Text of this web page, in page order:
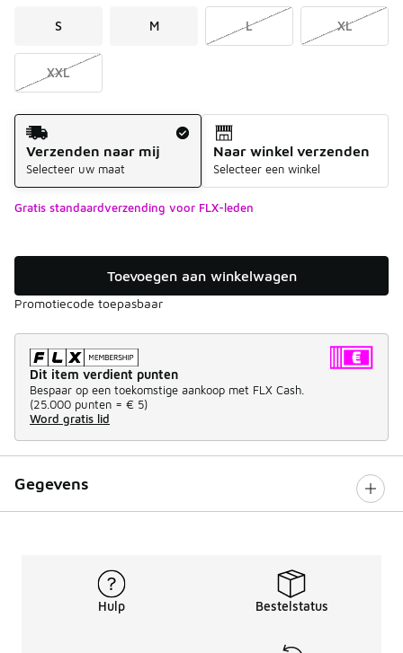
S M L XL
XXL
Verzendmethode
Verzenden naar mij
Selecteer uw maat
Naar winkel verzenden
Selecteer een winkel
Gratis standaardverzending voor FLX-leden
Toevoegen aan winkelwagen
Promotiecode toepasbaar
Dit item verdient punten
Bespaar op een toekomstige aankoop met FLX Cash.
(25.000 punten = € 5)
Word gratis lid
Gegevens
Hulp Bestelstatus